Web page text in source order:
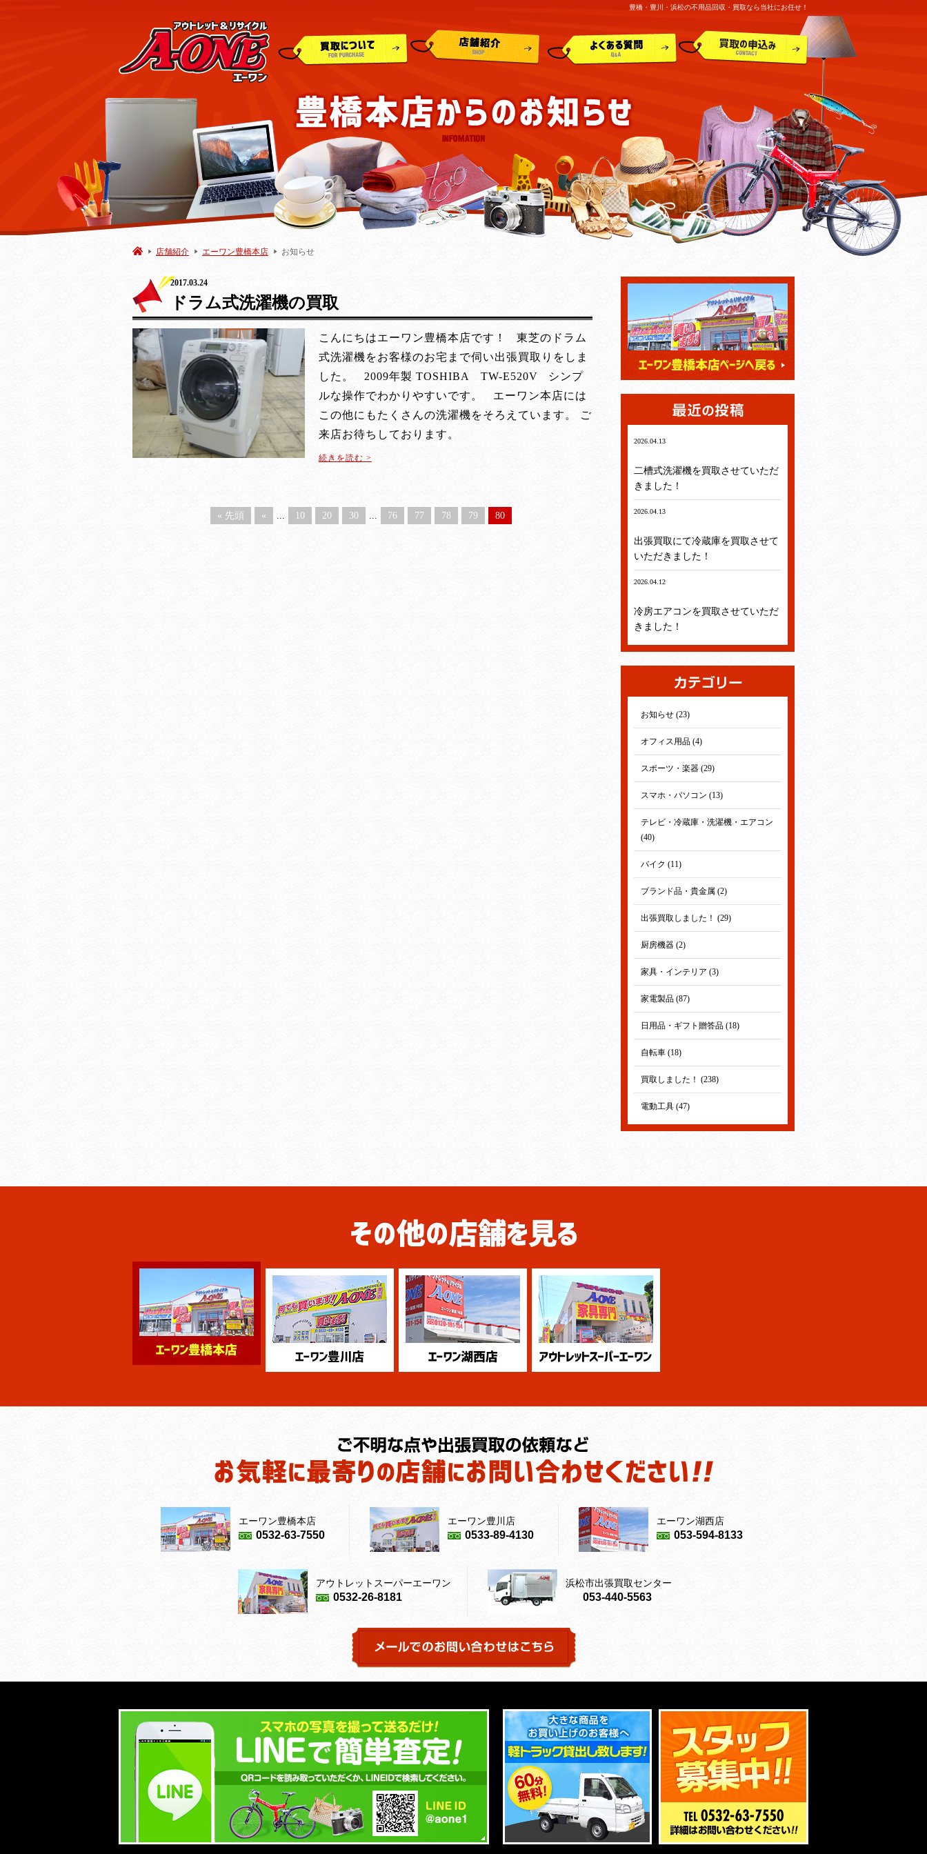
豊橋・豊川・浜松の不用品回収・買取なら当社にお任せ！
店舗紹介 エーワン豊橋本店 お知らせ
2017.03.24
ドラム式洗濯機の買取
こんにちはエーワン豊橋本店です！ 東芝のドラム
式洗濯機をお客様のお宅まで伺い出張買取りをしま
した。 2009年製 TOSHIBA TW-E520V シンプ
ルな操作でわかりやすいです。 エーワン本店には
この他にもたくさんの洗濯機をそろえています。 ご
来店お待ちしております。
続きを読む >
« 先頭 « ... 10 20 30 ... 76 77 78 79 80
2026.04.13
二槽式洗濯機を買取させていただ
きました！
2026.04.13
出張買取にて冷蔵庫を買取させて
いただきました！
2026.04.12
冷房エアコンを買取させていただ
きました！
お知らせ (23)
オフィス用品 (4)
スポーツ・楽器 (29)
スマホ・パソコン (13)
テレビ・冷蔵庫・洗濯機・エアコン
(40)
バイク (11)
ブランド品・貴金属 (2)
出張買取しました！ (29)
厨房機器 (2)
家具・インテリア (3)
家電製品 (87)
日用品・ギフト贈答品 (18)
自転車 (18)
買取しました！ (238)
電動工具 (47)
エーワン豊橋本店
0532-63-7550
エーワン豊川店
0533-89-4130
エーワン湖西店
053-594-8133
アウトレットスーパーエーワン
0532-26-8181
浜松市出張買取センター
053-440-5563